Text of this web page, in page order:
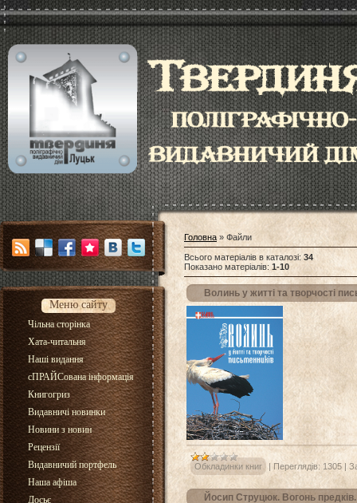
Меню сайту
Чільна сторінка
Хата-читальня
Наші видання
сПРАЙСована інформація
Книгогриз
Видавничі новинки
Новини з новин
Рецензії
Видавничий портфель
Наша афіша
Досьє
Головна » Файли
Всього матеріалів в каталозі: 34
Показано матеріалів: 1-10
Волинь у житті та творчості
Обкладинки книг | Переглядів: 1305 |
Йосип Струцюк. Вогонь предків.